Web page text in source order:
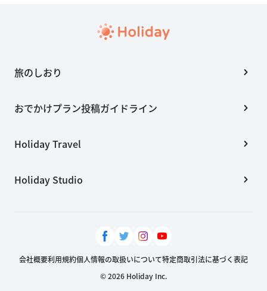
旅のしおり
おでかけプラン投稿ガイドライン
Holiday Travel
Holiday Studio
会社概要利用規約個人情報の取扱いについて特定商取引法に基づく表記
© 2026 Holiday Inc.